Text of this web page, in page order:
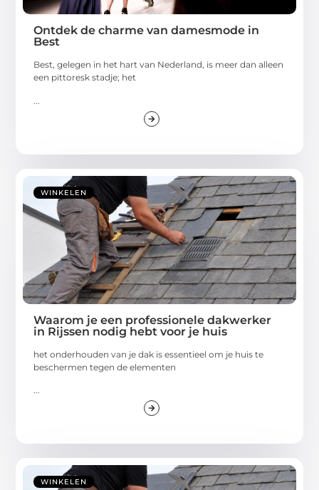
Ontdek de charme van damesmode in
Best
Best, gelegen in het hart van Nederland, is meer dan alleen
een pittoresk stadje; het
WINKELEN
Waarom je een professionele dakwerker
in Rijssen nodig hebt voor je huis
het onderhouden van je dak is essentieel om je huis te
beschermen tegen de elementen
...
WINKELEN